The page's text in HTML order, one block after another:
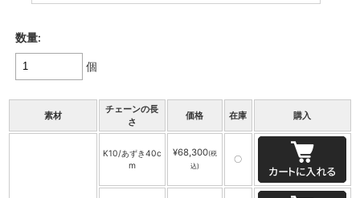
数量:
個
素材
チェーンの長
さ
価格 在庫 購入
K10/あずき40c
m
¥68,300(税
込)
〇